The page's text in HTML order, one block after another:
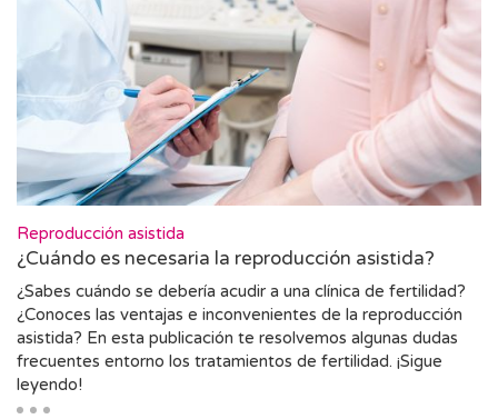
Reproducción asistida
¿Cuándo es necesaria la reproducción asistida?
¿Sabes cuándo se debería acudir a una clínica de fertilidad?
¿Conoces las ventajas e inconvenientes de la reproducción
asistida? En esta publicación te resolvemos algunas dudas
frecuentes entorno los tratamientos de fertilidad. ¡Sigue
leyendo!